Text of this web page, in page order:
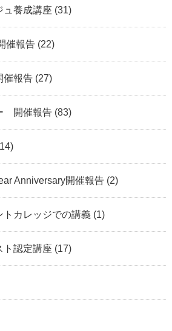
ュ養成講座 (31)
催報告 (22)
催報告 (27)
開催報告 (83)
Anniversary開催報告 (2)
トカレッジでの講義 (1)
ト認定講座 (17)